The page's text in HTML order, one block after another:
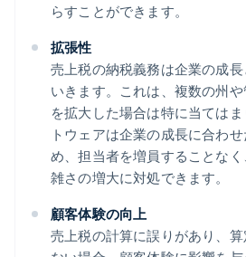
らすことができます。
拡張性
売上税の納税義務は企業の成
いきます。これは、複数の州
を拡大した場合は特に当ては
トウェアは企業の成長に合わ
め、担当者を増員することな
雑さの増大に対処できます。
顧客体験の向上
売上税の計算に誤りがあり、算